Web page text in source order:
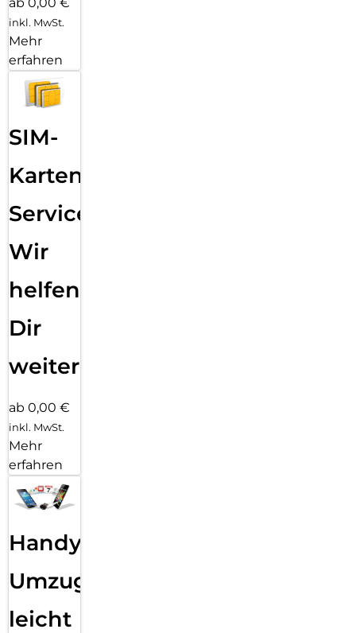
inkl. MwSt.
Mehr
erfahren
SIM-
Karten
Service:
Wir
helfen
Dir
weiter
ab 0,00 €
inkl. MwSt.
Mehr
erfahren
Handy
Umzug
leicht